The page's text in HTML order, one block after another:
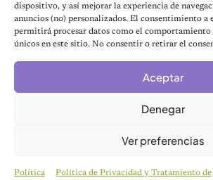
dispositivo, y así mejorar la experiencia de
anuncios (no) personalizados. El consentimiento a
permitirá procesar datos como el comportamiento
únicos en este sitio. No consentir o retirar el
Aceptar
Denegar
Ver preferencias
Política Política de Privacidad y Tratamiento de